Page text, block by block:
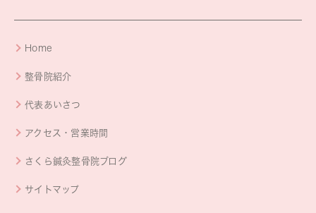
Home
整骨院紹介
代表あいさつ
アクセス・営業時間
さくら鍼灸整骨院ブログ
サイトマップ